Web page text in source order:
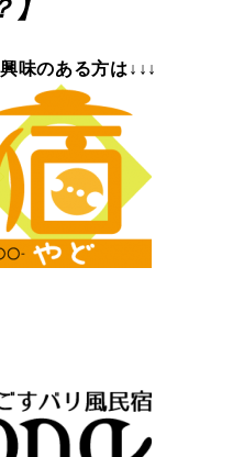
】
味のある方は↓↓↓